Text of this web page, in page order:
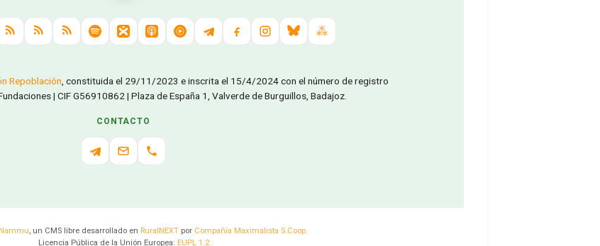
Repoblación, constituida el 29/11/2023 e inscrita el 15/4/2024 con el número de registro
| CIF G56910862 | Plaza de España 1, Valverde de Burguillos, Badajoz.
CONTACTO
Nammu, un CMS libre desarrollado en RuralNEXTpor Compañía Maximalista S.Coop.
Licencia Pública de la Unión Europea: EUPL 1.2